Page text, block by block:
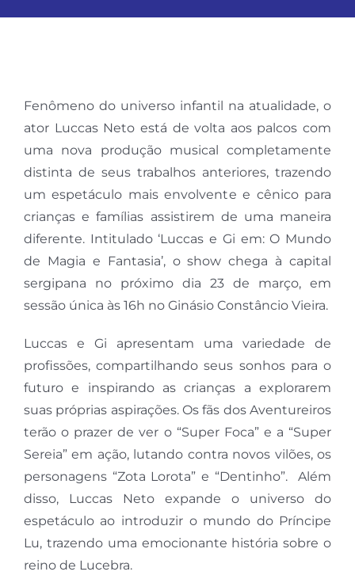
Fenômeno do universo infantil na atualidade, o
ator Luccas Neto está de volta aos palcos com
uma nova produção musical completamente
distinta de seus trabalhos anteriores, trazendo
um espetáculo mais envolvente e cênico para
crianças e famílias assistirem de uma maneira
diferente. Intitulado ‘Luccas e Gi em: O Mundo
de Magia e Fantasia’, o show chega à capital
sergipana no próximo dia 23 de março, em
sessão única às 16h no Ginásio Constâncio Vieira.
Luccas e Gi apresentam uma variedade de
profissões, compartilhando seus sonhos para o
futuro e inspirando as crianças a explorarem
suas próprias aspirações. Os fãs dos Aventureiros
terão o prazer de ver o “Super Foca” e a “Super
Sereia” em ação, lutando contra novos vilões, os
personagens “Zota Lorota” e “Dentinho”. Além
disso, Luccas Neto expande o universo do
espetáculo ao introduzir o mundo do Príncipe
Lu, trazendo uma emocionante história sobre o
reino de Lucebra.